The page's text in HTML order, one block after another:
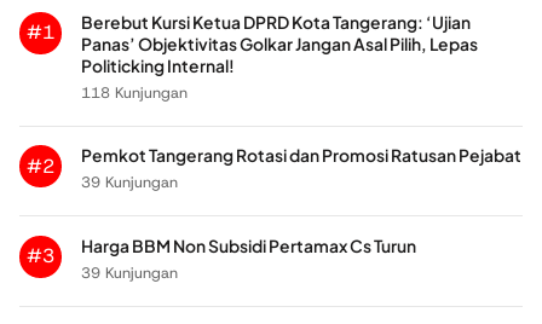
#1
Berebut Kursi Ketua DPRD Kota Tangerang: ‘Ujian
Panas’ Objektivitas Golkar Jangan Asal Pilih, Lepas
Politicking Internal!
118 Kunjungan
#2
Pemkot Tangerang Rotasi dan Promosi Ratusan Pejabat
39 Kunjungan
#3
Harga BBM Non Subsidi Pertamax Cs Turun
39 Kunjungan